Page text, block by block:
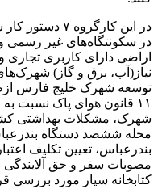
در این
در سکونتگاه‌های غیر رسمی
اراضی دارای کاربری
نیاز(آب، برق و گاز)
توسعه شهرک خلیج فارس
١١ قانون هوای پاک
شهرک، مشکلات بهداشتی
محله ششصد دستگاه
بندرعباس، تعیین تکلیف
مصوبات سفر و حق آلایندگی
کتابخانه سیار مورد بررسی